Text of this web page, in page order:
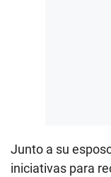
Junto a su
iniciativas para